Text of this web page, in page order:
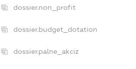
dossier.non_profit
dossier.budget_dotation
dossier.palne_akciz